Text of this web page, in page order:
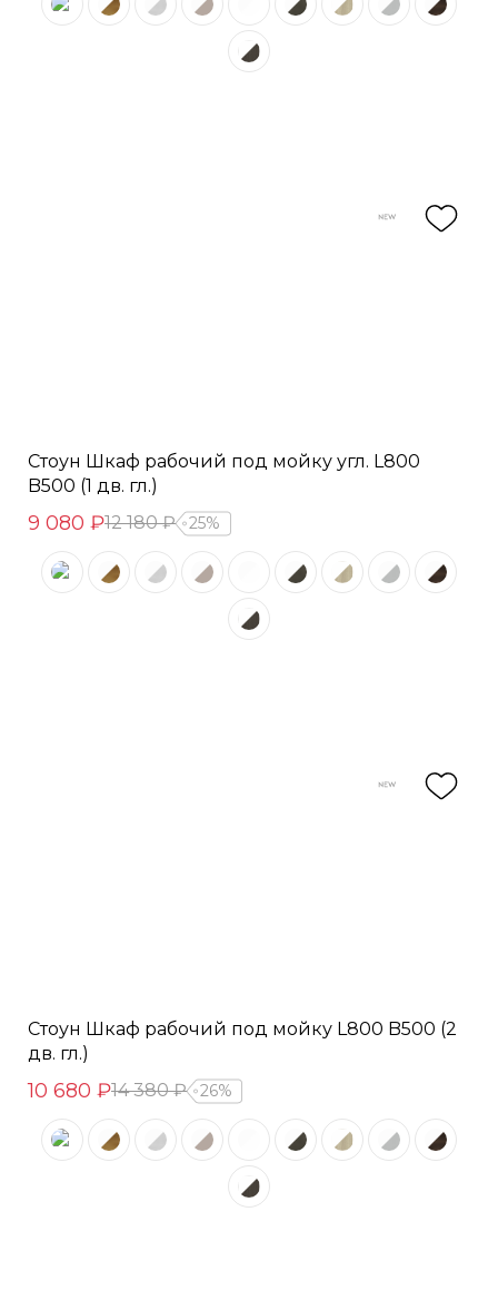
Стоун Шкаф рабочий под мойку угл. L800
B500 (1 дв. гл.)
9 080 ₽12 180 ₽ 25%
Стоун Шкаф рабочий под мойку L800 B500 (2
дв. гл.)
10 680 ₽14 380 ₽ 26%